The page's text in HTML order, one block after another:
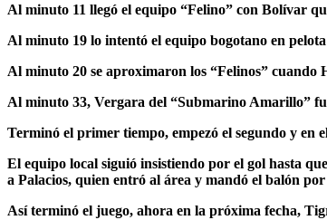
Al minuto 11 llegó el equipo “Felino” con Bolívar
Al minuto 19 lo intentó el equipo bogotano en
Al minuto 20 se aproximaron los “Felinos” cuando
Al minuto 33, Vergara del “Submarino Amarillo”
Terminó el primer tiempo, empezó el segundo y
El equipo local siguió insistiendo por el gol hasta
a Palacios, quien entró al área y mandó el balón
Así terminó el juego, ahora en la próxima fecha,